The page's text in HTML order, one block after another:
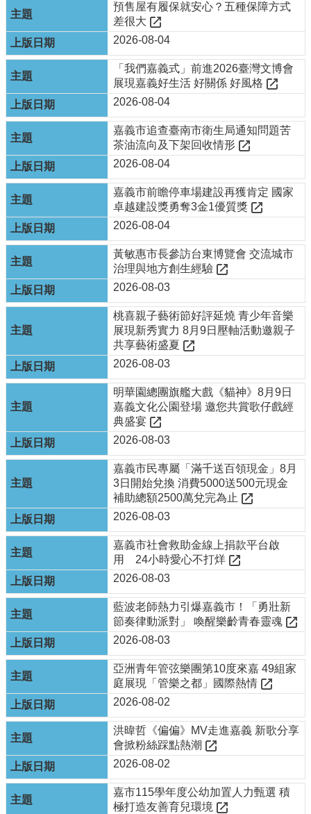
訊
公
開
回
首
頁
網
導
覽
嘉
義
市
政
府
嘉
市
旅
FB
嘉
市
好
旅
行
IG
資
安
全
政
策
隱
私
權
政
策
資
開
放
宣
告
預售屋有履保就安心？五種保障方式
差很大
2026-08-04
「我們嘉義式」前進2026臺灣文博會
展現嘉義好生活 好關係 好風格
2026-08-04
嘉義市追查臺南市衛生局通知問題苦
茶油流向及下架回收情形
2026-08-04
嘉義市前瞻停車場建設再獲肯定 國家
卓越建設獎勇奪3金1優質獎
2026-08-04
黃敏惠市長參訪台東博覽會 交流城市
治理與地方創生經驗
2026-08-03
桃喜親子藝術節好評延燒 青少年音樂
展現新秀實力 8月9日壓軸活動邀親子
共享藝術盛夏
2026-08-03
明華園總團旗艦大戲《貓神》8月9日
嘉義文化公園登場 邀您共賞歌仔戲經
典盛宴
2026-08-03
嘉義市民專屬「滿千送百領現金」8月
3日開始兌換 消費5000送500元現金
補助總額2500萬兌完為止
2026-08-03
嘉義市社會救助金線上捐款平台啟
用 24小時愛心不打烊
2026-08-03
藍波老師熱力引爆嘉義市！「勇壯新
節奏律動派對」 喚醒樂齡青春靈魂
2026-08-03
亞洲青年管弦樂團第10度來嘉 49組家
庭展現「管樂之都」國際熱情
2026-08-02
洪暐哲《偏偏》MV走進嘉義 新歌分享
會掀粉絲踩點熱潮
2026-08-02
嘉市115學年度公幼加置人力甄選 積
極打造友善育兒環境